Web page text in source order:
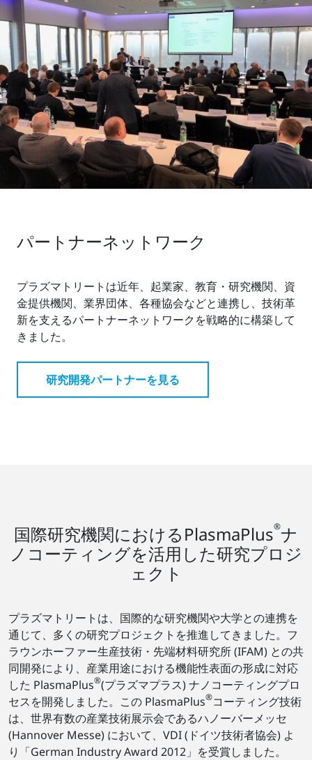
パートナーネットワーク
プラズマトリートは近年、起業家、教育・研究機関、資
金提供機関、業界団体、各種協会などと連携し、技術革
新を支えるパートナーネットワークを戦略的に構築して
きました。
研究開発パートナーを見る
国際研究機関におけるPlasmaPlus®ナ
ノコーティングを活用した研究プロジ
ェクト
プラズマトリートは、国際的な研究機関や大学との連携を
通じて、多くの研究プロジェクトを推進してきました。フ
ラウンホーファー生産技術・先端材料研究所 (IFAM) との共
同開発により、産業用途における機能性表面の形成に対応
した PlasmaPlus®(プラズマプラス) ナノコーティングプロ
セスを開発しました。この PlasmaPlus®コーティング技術
は、世界有数の産業技術展示会であるハノーバーメッセ
(Hannover Messe) において、VDI (ドイツ技術者協会) よ
り「German Industry Award 2012」を受賞しました。